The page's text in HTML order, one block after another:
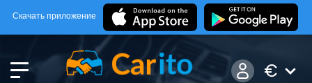
Скачать приложение
€